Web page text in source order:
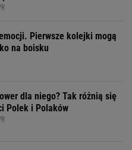
Pierwsze kolejki mogą
na boisku
dla niego? Tak różnią się
Polek i Polaków